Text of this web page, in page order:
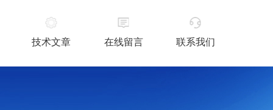
技术文章 在线留言 联系我们